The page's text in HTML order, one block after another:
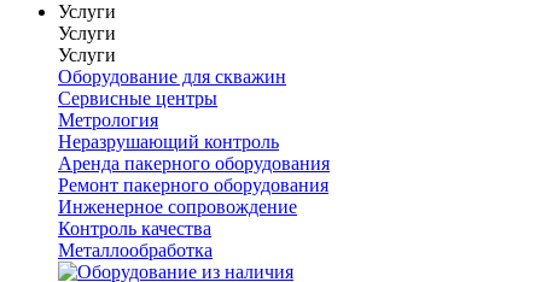
Услуги
Услуги
Услуги
Оборудование для скважин
Сервисные центры
Метрология
Неразрушающий контроль
Аренда пакерного оборудования
Ремонт пакерного оборудования
Инженерное сопровождение
Контроль качества
Металлообработка